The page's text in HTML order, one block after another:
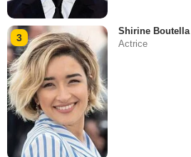
3
Shirine Boutella
Actrice